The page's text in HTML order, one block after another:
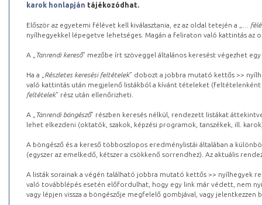
karok honlapján tájékozódhat.
Először az egyetemi félévet kell kiválasztania, ez az oldal tetején a „
…
nyílhegyekkel lépegetve lehetséges. Magán a feliraton való kattintás az
A „ Tanrendi kereső” mezőbe írt szöveggel általános keresést végezhet
Ha a „ Részletes keresési feltételek” dobozt a jobbra mutató kettős >>
való kattintás után megjelenő listákból a kívánt tételeket (feltételenként
feltételek” rész után ellenőrizheti.
A „ Tanrendi böngésző” részben keresés nélkül, rendezett listákat
lehet elkezdeni (oktatók, szakok, képzési programok, tanszékek, ill.
A böngésző és a kereső többoszlopos eredménylistái általában a
(egyszer az emelkedő, kétszer a csökkenő sorrendhez). Az aktuális
A listák sorainak a végén található jobbra mutató kettős >> nyílhegyek
való továbblépés esetén előfordulhat, hogy egy link már védett, nem
vagy lépjen vissza a böngészője megfelelő gombjával, vagy